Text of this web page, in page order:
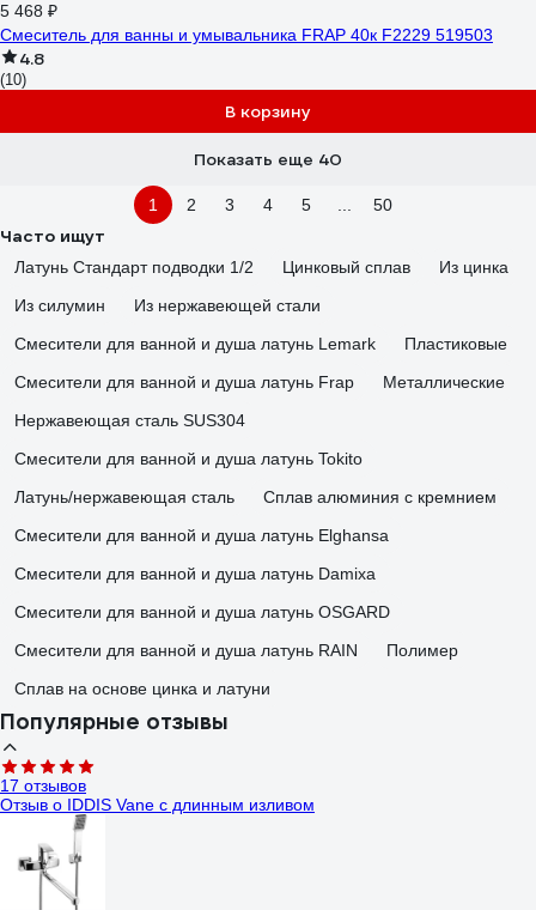
5 468 ₽
Смеситель для ванны и умывальника FRAP 40к F2229 519503
4.8
(10)
В корзину
Показать еще 40
1 2 3 4 5 50
Часто ищут
Латунь Стандарт подводки 1/2 Цинковый сплав
Из цинка
Из силумин
Из нержавеющей стали
Смесители для ванной и душа латунь Lemark
Пластиковые
Смесители для ванной и душа латунь Frap
Металлические
Нержавеющая сталь SUS304
Смесители для ванной и душа латунь Tokito
Латунь/нержавеющая сталь
Сплав алюминия с кремнием
Смесители для ванной и душа латунь Elghansa
Смесители для ванной и душа латунь Damixa
Смесители для ванной и душа латунь OSGARD
Смесители для ванной и душа латунь RAIN
Полимер
Сплав на основе цинка и латуни
Популярные отзывы
17 отзывов
Отзыв о IDDIS Vane с длинным изливом